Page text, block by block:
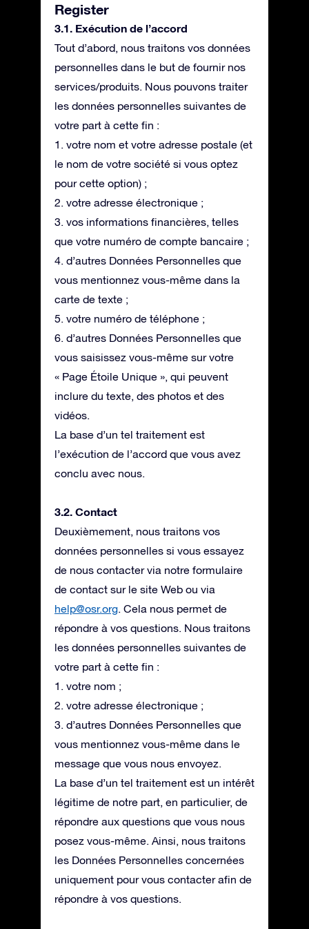
Register
3.1. Exécution de l’accord
Tout d’abord, nous traitons vos données
personnelles dans le but de fournir nos
services/produits. Nous pouvons traiter
les données personnelles suivantes de
votre part à cette fin :
1. votre nom et votre adresse postale (et
le nom de votre société si vous optez
pour cette option) ;
2. votre adresse électronique ;
3. vos informations financières, telles
que votre numéro de compte bancaire ;
4. d’autres Données Personnelles que
vous mentionnez vous-même dans la
carte de texte ;
5. votre numéro de téléphone ;
6. d’autres Données Personnelles que
vous saisissez vous-même sur votre
« Page Étoile Unique », qui peuvent
inclure du texte, des photos et des
vidéos.
La base d’un tel traitement est
l’exécution de l’accord que vous avez
conclu avec nous.
3.2. Contact
Deuxièmement, nous traitons vos
données personnelles si vous essayez
de nous contacter via notre formulaire
de contact sur le site Web ou via
help@osr.org. Cela nous permet de
répondre à vos questions. Nous traitons
les données personnelles suivantes de
votre part à cette fin :
1. votre nom ;
2. votre adresse électronique ;
3. d’autres Données Personnelles que
vous mentionnez vous-même dans le
message que vous nous envoyez.
La base d’un tel traitement est un intérêt
légitime de notre part, en particulier, de
répondre aux questions que vous nous
posez vous-même. Ainsi, nous traitons
les Données Personnelles concernées
uniquement pour vous contacter afin de
répondre à vos questions.